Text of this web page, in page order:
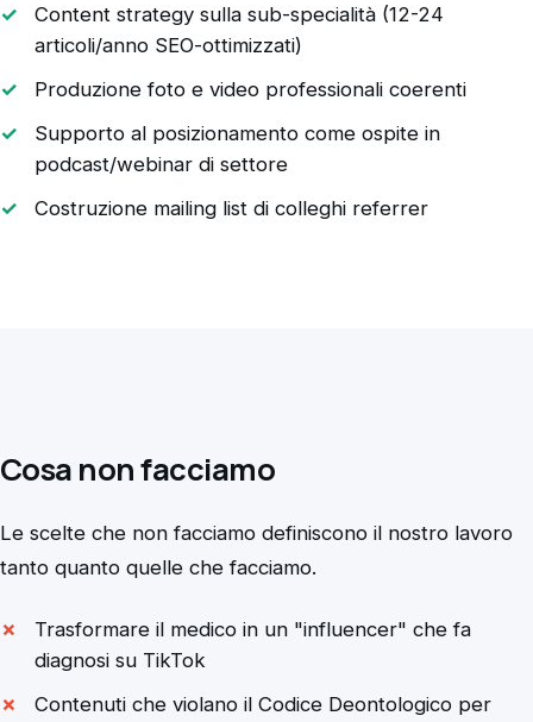
Content strategy sulla sub-specialità (12-24
articoli/anno SEO-ottimizzati)
Produzione foto e video professionali coerenti
Supporto al posizionamento come ospite in
podcast/webinar di settore
Costruzione mailing list di colleghi referrer
Cosa non facciamo
Le scelte che non facciamo definiscono il nostro lavoro
tanto quanto quelle che facciamo.
Trasformare il medico in un "influencer" che fa
diagnosi su TikTok
Contenuti che violano il Codice Deontologico per